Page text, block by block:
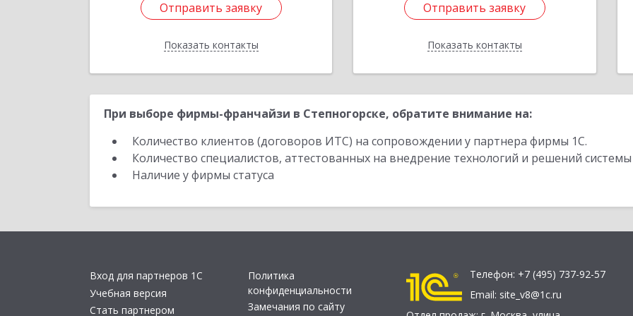
Отправить заявку
Показать контакты
Отправить заявку
Назад
Отправить заявку
Показать контакты
Отправить заявку
Назад
При выборе фирмы-франчайзи в Степногорске, обратите внимание на:
Количество клиентов (договоров ИТС) на сопровождении у партнера фирмы 1С.
Количество специалистов, аттестованных на внедрение технологий и решений
Наличие у фирмы статуса
Вход для партнеров 1С
Учебная версия
Стать партнером
Политика
конфиденциальности
Замечания по сайту
Телефон: +7 (495) 737-92-57
Email: site_v8@1c.ru